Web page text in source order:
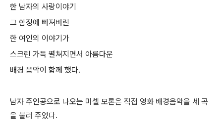
한 남자의 사랑이야기
그 함정에 빠져버린
한 여인의 이야기가
스크린 가득 펼쳐지면서 아름다운
배경 음악이 함께 했다.
남자 주인공으로 나오는 미셀 모론은 직접 영화 배경음악을 세 곡
을 불러 주었다.